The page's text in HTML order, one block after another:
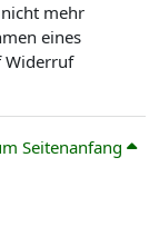
mehr
eines
Widerruf
Seitenanfang